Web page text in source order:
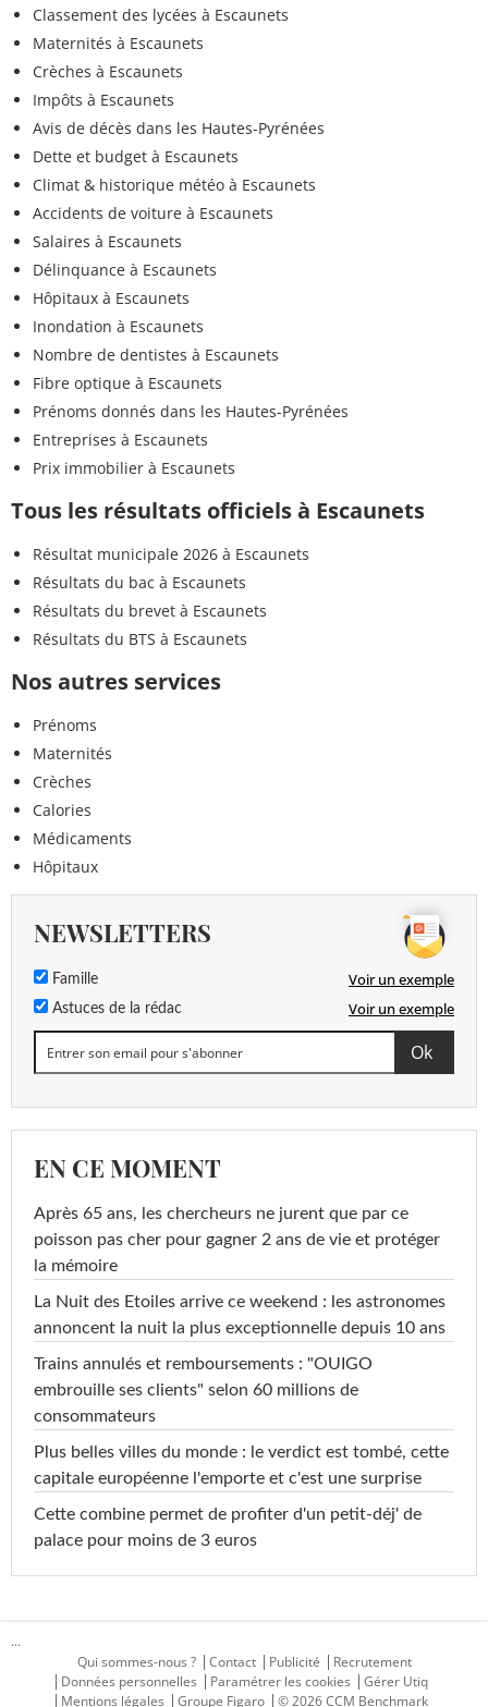
Classement des lycées à Escaunets
Maternités à Escaunets
Crèches à Escaunets
Impôts à Escaunets
Avis de décès dans les Hautes-Pyrénées
Dette et budget à Escaunets
Climat & historique météo à Escaunets
Accidents de voiture à Escaunets
Salaires à Escaunets
Délinquance à Escaunets
Hôpitaux à Escaunets
Inondation à Escaunets
Nombre de dentistes à Escaunets
Fibre optique à Escaunets
Prénoms donnés dans les Hautes-Pyrénées
Entreprises à Escaunets
Prix immobilier à Escaunets
Tous les résultats officiels à Escaunets
Résultat municipale 2026 à Escaunets
Résultats du bac à Escaunets
Résultats du brevet à Escaunets
Résultats du BTS à Escaunets
Nos autres services
Prénoms
Maternités
Crèches
Calories
Médicaments
Hôpitaux
NEWSLETTERS
Famille Voir un exemple
Astuces de la rédac Voir un exemple
EN CE MOMENT
Après 65 ans, les chercheurs ne jurent que par ce
poisson pas cher pour gagner 2 ans de vie et protéger
la mémoire
La Nuit des Etoiles arrive ce weekend : les astronomes
annoncent la nuit la plus exceptionnelle depuis 10 ans
Trains annulés et remboursements : "OUIGO
embrouille ses clients" selon 60 millions de
consommateurs
Plus belles villes du monde : le verdict est tombé, cette
capitale européenne l'emporte et c'est une surprise
Cette combine permet de profiter d'un petit-déj' de
palace pour moins de 3 euros
...
Qui sommes-nous ?
Contact Publicité
Recrutement
Données personnelles
Paramétrer les cookies
Gérer Utiq
Mentions légales
Groupe Figaro © 2026 CCM Benchmark